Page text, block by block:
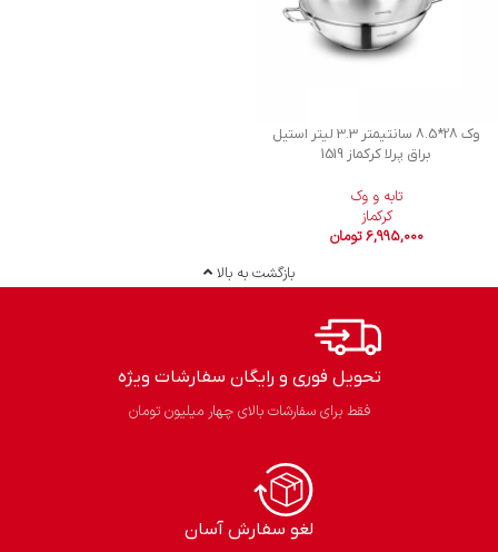
وک 28*8.5 سانتیمتر 3.3 لیتر استیل
براق پرلا کرکماز 1519
تابه و وک
کرکماز
6,995,000 تومان
بازگشت به بالا
تحویل فوری و رایگان سفارشات ویژه
فقط برای سفارشات بالای چهار میلیون تومان
لغو سفارش آسان​